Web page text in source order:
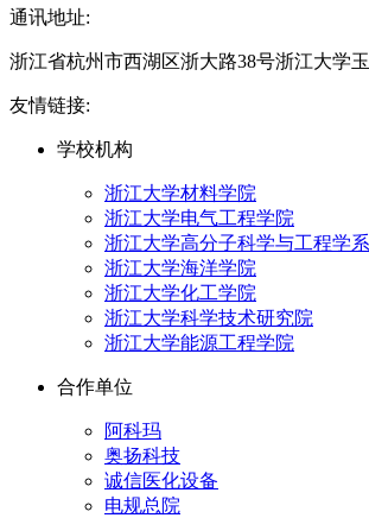
通讯地址:
浙江省杭州市西湖区浙大路38号浙江大学
友情链接:
学校机构
浙江大学材料学院
浙江大学电气工程学院
浙江大学高分子科学与工程学系
浙江大学海洋学院
浙江大学化工学院
浙江大学科学技术研究院
浙江大学能源工程学院
合作单位
阿科玛
奥扬科技
诚信医化设备
电规总院